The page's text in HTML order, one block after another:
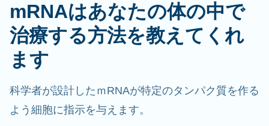
mRNAはあなたの体の中で
治療する方法を教えてくれ
ます
科学者が設計したｍRNAが特定のタンパク質を作る
よう細胞に指示を与えます。